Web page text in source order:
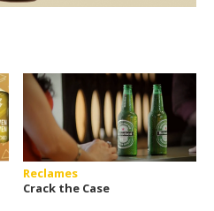
Reclames
Crack the Case